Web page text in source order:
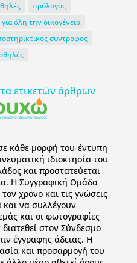
πρόλογος
όλη την οικογένεια
σύντροφος
ετικετών άρθρων
κάθε μορφή του-έντυπη
ιδιοκτησία του
και προστατεύεται
Η Συγγραφική Ομάδα
χρόνο και τις γνώσεις
να συλλέγουν
και οι φωτογραφίες
στον Σύνδεσμο
έγγραφης άδειας. Η
και προσαρμογή του